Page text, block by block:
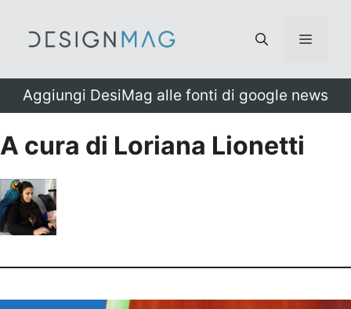
Menu
Aggiungi DesiMag alle fonti di google news
A cura di Loriana Lionetti